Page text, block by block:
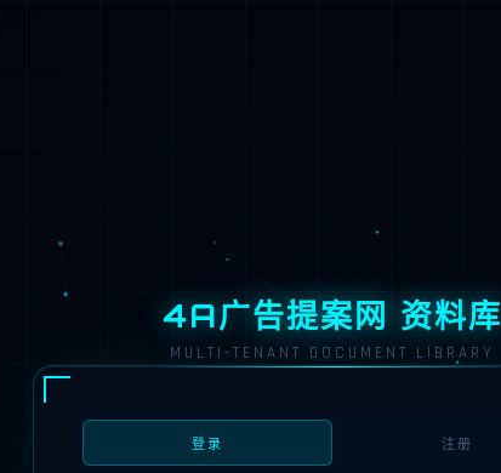
4A广告提案网 资料库
MULTI-TENANT DOCUMENT LIBRARY
登录 注册